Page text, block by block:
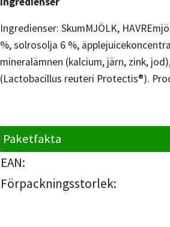
Ingredienser: SkumMJÖLK,
%, solrosolja 6 %,
mineralämnen (kalcium, järn, zink,
(Lactobacillus reuteri Protectis®).
Paketfakta
EAN:
Förpackningsstorlek: